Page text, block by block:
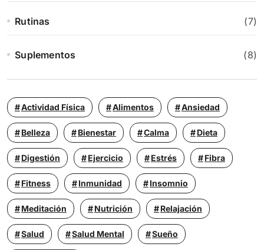
Rutinas (7)
Suplementos (8)
Actividad Física Alimentos Ansiedad
Belleza Bienestar Calma Dieta
Digestión Ejercicio Estrés Fibra
Fitness Inmunidad Insomnio
Meditación Nutrición Relajación
Salud Salud Mental Sueño